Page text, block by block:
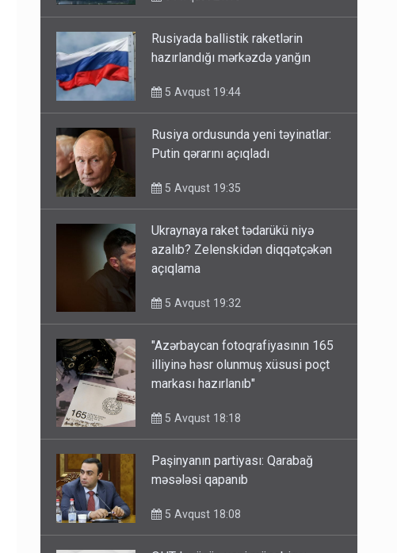
Rusiyada ballistik raketlərin
Rusiya ordusunda yeni təyinatlar:
Ukraynaya raket tədarükü niyə
azalıb? Zelenskidən diqqətçəkən
"Azərbaycan fotoqrafiyasının 165
illiyinə həsr olunmuş xüsusi poçt
Paşinyanın partiyası: Qarabağ